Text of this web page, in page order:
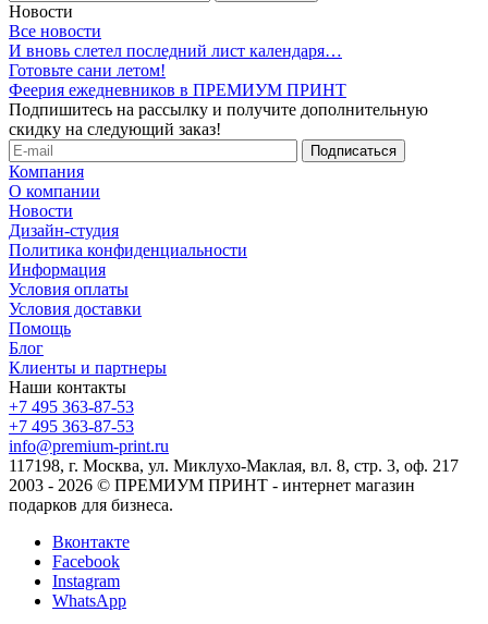
Новости
Все новости
И вновь слетел последний лист календаря…
Готовьте сани летом!
Феерия ежедневников в ПРЕМИУМ ПРИНТ
Подпишитесь на рассылку и получите дополнительную
скидку на следующий заказ!
Компания
О компании
Новости
Дизайн-студия
Политика конфиденциальности
Информация
Условия оплаты
Условия доставки
Помощь
Блог
Клиенты и партнеры
Наши контакты
+7 495 363-87-53
+7 495 363-87-53
info@premium-print.ru
117198, г. Москва, ул. Миклухо-Маклая, вл. 8, стр. 3, оф. 217
2003 - 2026 © ПРЕМИУМ ПРИНТ - интернет магазин
подарков для бизнеса.
Вконтакте
Facebook
Instagram
WhatsApp